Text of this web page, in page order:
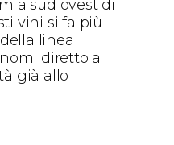
a sud ovest di
vini si fa più
linea
diretto a
già allo